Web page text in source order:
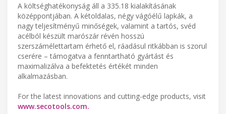
A költséghatékonyság áll a 335.18 kialakításának
középpontjában. A kétoldalas, négy vágóélű lapkák, a
nagy teljesítményű minőségek, valamint a tartós, svéd
acélból készült marószár révén hosszú
szerszámélettartam érhető el, ráadásul ritkábban is szorul
cserére – támogatva a fenntartható gyártást és
maximalizálva a befektetés értékét minden
alkalmazásban.
For the latest innovations and cutting-edge products, visit
www.secotools.com.